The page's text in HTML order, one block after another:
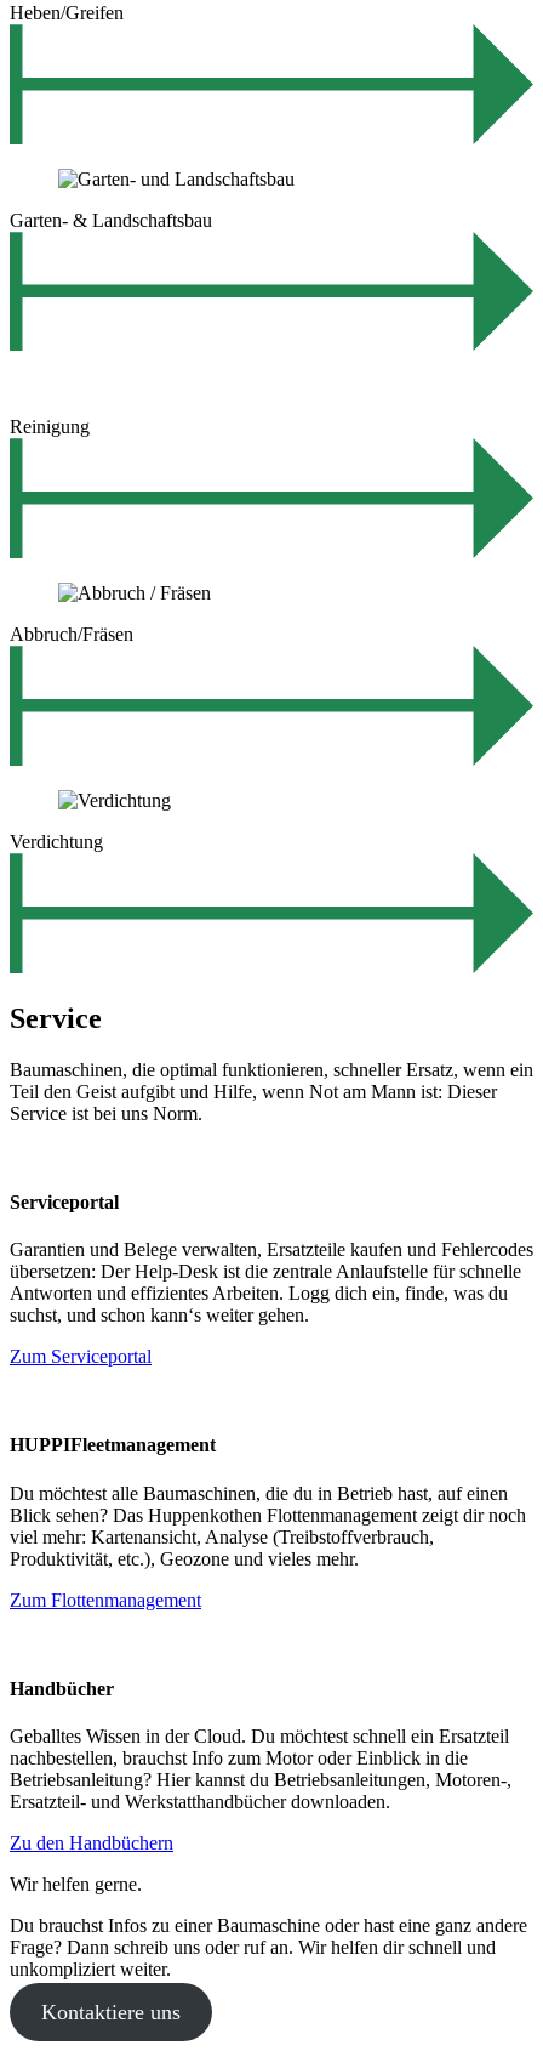
Heben/Greifen
Garten- & Landschaftsbau
Reinigung
Abbruch/Fräsen
Verdichtung
Service
Baumaschinen, die optimal funktionieren, schneller Ersatz, wenn ein
Teil den Geist aufgibt und Hilfe, wenn Not am Mann ist: Dieser
Service ist bei uns Norm.
Serviceportal
Garantien und Belege verwalten, Ersatzteile kaufen und Fehlercodes
übersetzen: Der Help-Desk ist die zentrale Anlaufstelle für schnelle
Antworten und effizientes Arbeiten. Logg dich ein, finde, was du
suchst, und schon kann‘s weiter gehen.
Zum Serviceportal
HUPPIFleetmanagement
Du möchtest alle Baumaschinen, die du in Betrieb hast, auf einen
Blick sehen? Das Huppenkothen Flottenmanagement zeigt dir noch
viel mehr: Kartenansicht, Analyse (Treibstoffverbrauch,
Produktivität, etc.), Geozone und vieles mehr.
Zum Flottenmanagement
Handbücher
Geballtes Wissen in der Cloud. Du möchtest schnell ein Ersatzteil
nachbestellen, brauchst Info zum Motor oder Einblick in die
Betriebsanleitung? Hier kannst du Betriebsanleitungen, Motoren-,
Ersatzteil- und Werkstatthandbücher downloaden.
Zu den Handbüchern
Wir helfen gerne.
Du brauchst Infos zu einer Baumaschine oder hast eine ganz andere
Frage? Dann schreib uns oder ruf an. Wir helfen dir schnell und
unkompliziert weiter.
Kontaktiere uns